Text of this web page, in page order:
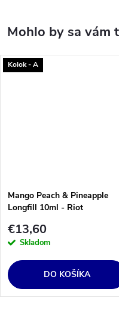
Kolok - A
Mango Peach & Pineapple
Longfill 10ml - Riot
€13,60
Skladom
DO KOŠÍKA